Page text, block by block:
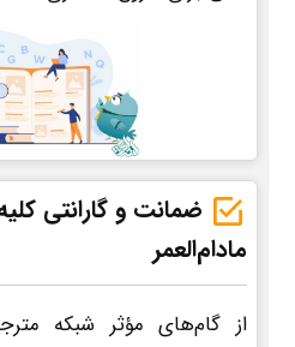
ضمانت و گارانتی
مادام‌العمر
از گام‌های مؤثر شبکه